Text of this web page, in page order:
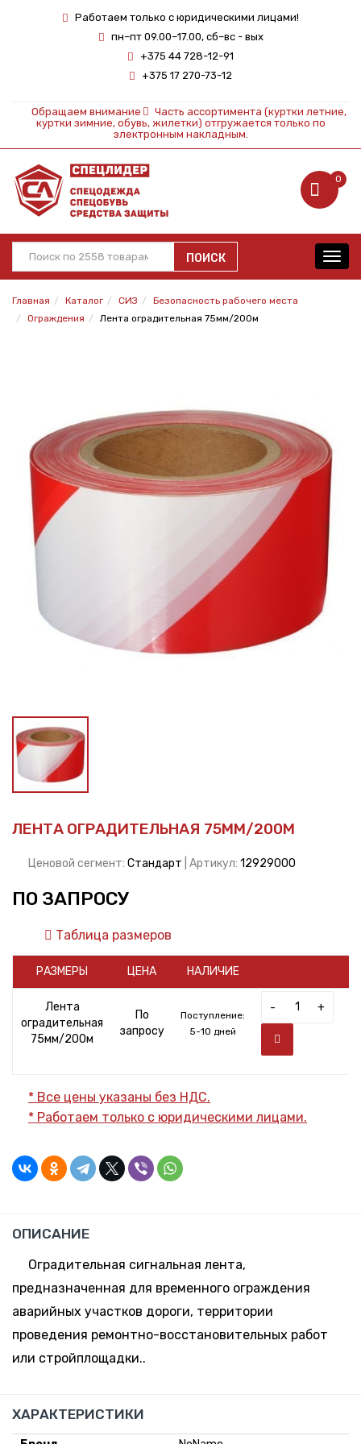
Работаем только с юридическими лицами!
пн–пт 09.00–17.00, сб–вс - вых
+375 44 728-12-91
+375 17 270-73-12
Обращаем внимание
Часть ассортимента (куртки летние,
куртки зимние, обувь, жилетки) отгружается только по
электронным накладным.
0
ПОИСК
Главная Каталог СИЗ
Безопасность рабочего места
Ограждения
Лента оградительная 75мм/200м
ЛЕНТА ОГРАДИТЕЛЬНАЯ 75ММ/200М
Ценовой сегмент: Стандарт | Артикул: 12929000
ПО ЗАПРОСУ
Таблица размеров
РАЗМЕРЫ ЦЕНА НАЛИЧИЕ
Лента
оградительная
75мм/200м
По
запросу
Поступление:
5-10 дней
- +
* Все цены указаны без НДС.
* Работаем только с юридическими лицами.
ОПИСАНИЕ
Оградительная сигнальная лента,
предназначенная для временного ограждения
аварийных участков дороги, территории
проведения ремонтно-восстановительных работ
или стройплощадки..
ХАРАКТЕРИСТИКИ